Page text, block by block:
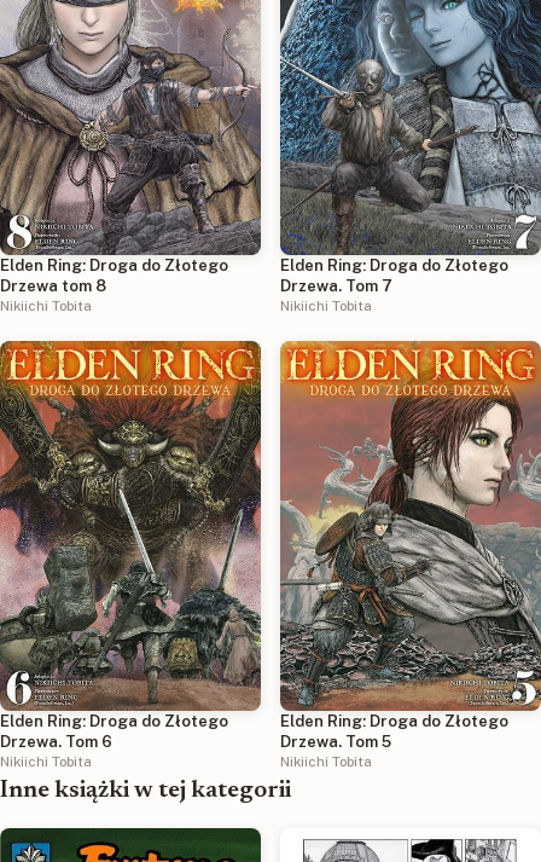
Elden Ring: Droga do Złotego
Drzewa tom 8
Nikiichi Tobita
Elden Ring: Droga do Złotego
Drzewa. Tom 7
Nikiichi Tobita
Elden Ring: Droga do Złotego
Drzewa. Tom 6
Nikiichi Tobita
Elden Ring: Droga do Złotego
Drzewa. Tom 5
Nikiichi Tobita
Inne książki w tej kategorii